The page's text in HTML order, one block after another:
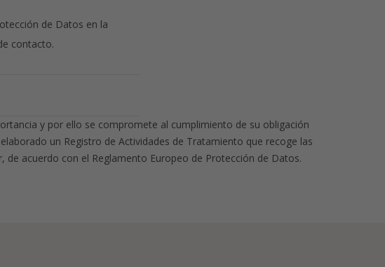
de Datos en la
contacto.
y por ello se compromete al cumplimiento de su obligación
un Registro de Actividades de Tratamiento que recoge las
acuerdo con el Reglamento Europeo de Protección de Datos.